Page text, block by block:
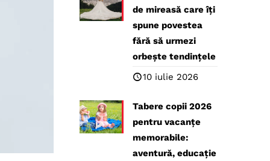
de mireasă care îți
spune povestea
fără să urmezi
orbește tendințele
10 iulie 2026
Tabere copii 2026
pentru vacanțe
memorabile:
aventură, educație